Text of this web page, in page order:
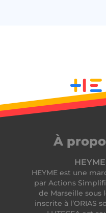
À
HEYME est une
par Actions
de Marseille sous
inscrite à l’ORIAS